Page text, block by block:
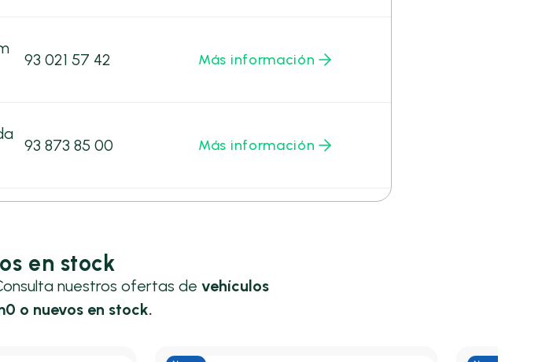
93 021 57 42 Más información
93 873 85 00 Más información
en stock
nuestros ofertas de vehículos
o nuevos en stock.